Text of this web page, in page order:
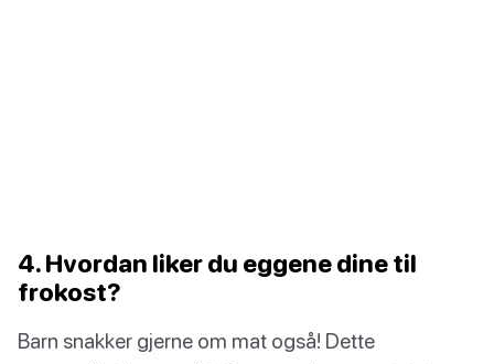
4. Hvordan liker du eggene dine til
frokost?
Barn snakker gjerne om mat også! Dette